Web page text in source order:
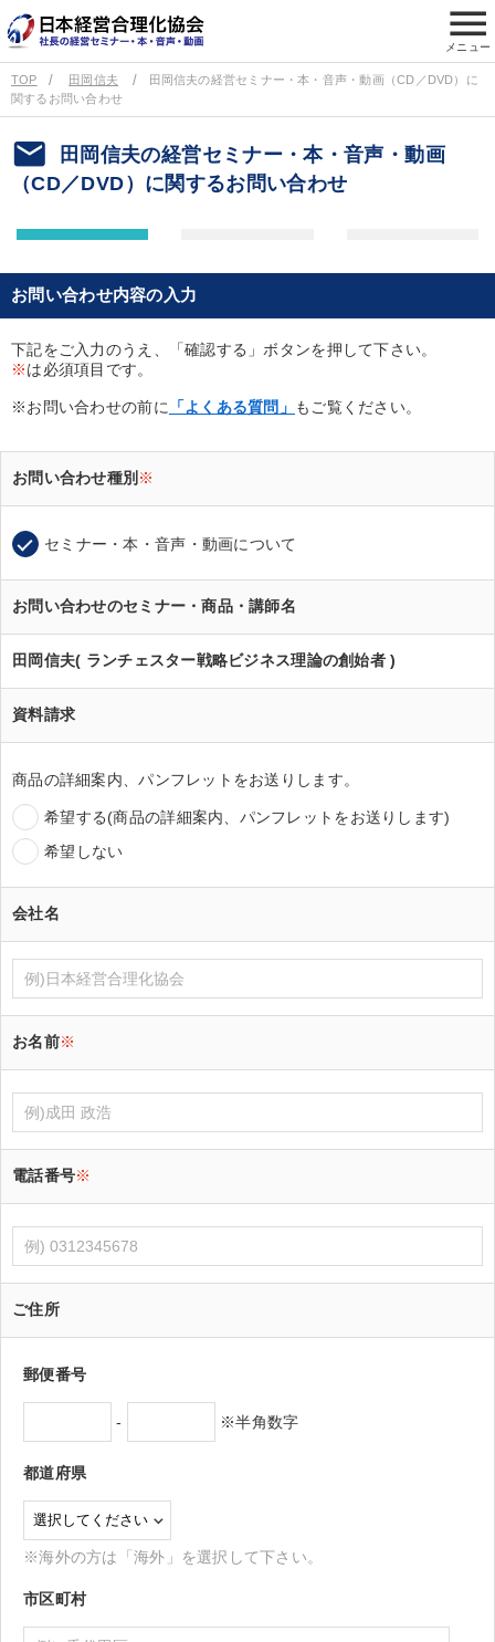
menu
メニュー
TOP 田岡信夫
田岡信夫の経営セミナー・本・音声・動画（CD／DVD）に
関するお問い合わせ
email
田岡信夫の経営セミナー・本・音声・動画
（CD／DVD）に関するお問い合わせ
お問い合わせ内容の入力
下記をご入力のうえ、「確認する」ボタンを押して下さい。
※は必須項目です。
※お問い合わせの前に 「よくある質問」 もご覧ください。
お問い合わせ種別 ※
セミナー・本・音声・動画について
お問い合わせのセミナー・商品・講師名
田岡信夫( ランチェスター戦略ビジネス理論の創始者 )
資料請求
商品の詳細案内、パンフレットをお送りします。
希望する(商品の詳細案内、パンフレットをお送りします)
希望しない
会社名
お名前※
電話番号※
ご住所
郵便番号
- ※半角数字
都道府県
※海外の方は「海外」を選択して下さい。
市区町村